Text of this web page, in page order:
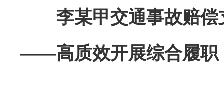
李某甲交通事故赔
——高质效开展综合履职